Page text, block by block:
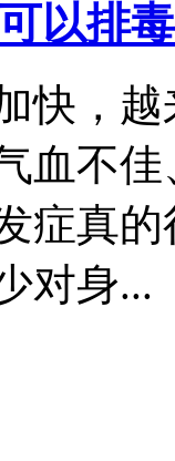
以排毒
快，
血不
症真
对身...